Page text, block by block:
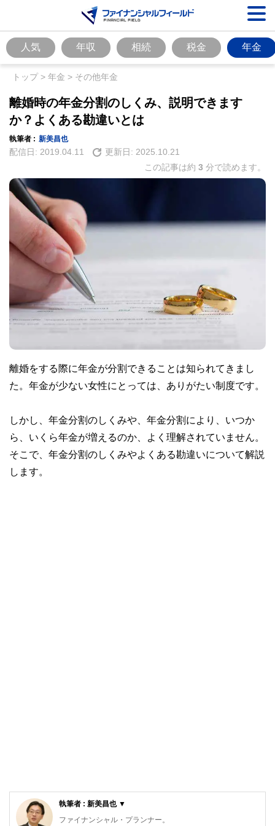
人気 年収 相続 税金 年金
トップ> 年金 > その他年金
離婚時の年金分割のしくみ、説明できます
か？よくある勘違いとは
執筆者 : 新美昌也
配信日: 2019.04.11 更新日: 2025.10.21
この記事は約 3 分で読めます。
離婚をする際に年金が分割できることは知られてきまし
た。年金が少ない女性にとっては、ありがたい制度です。
しかし、年金分割のしくみや、年金分割により、いつか
ら、いくら年金が増えるのか、よく理解されていません。
そこで、年金分割のしくみやよくある勘違いについて解説
します。
執筆者 : 新美昌也 ▼
ファイナンシャル・プランナー。